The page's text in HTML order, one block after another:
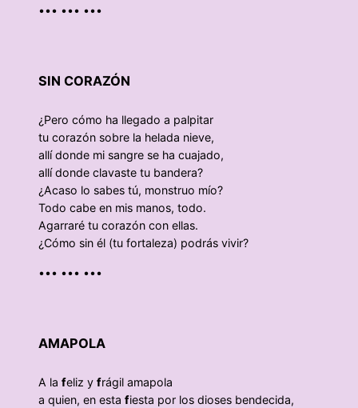
••• ••• •••
SIN CORAZÓN
¿Pero cómo ha llegado a palpitar
tu corazón sobre la helada nieve,
allí donde mi sangre se ha cuajado,
allí donde clavaste tu bandera?
¿Acaso lo sabes tú, monstruo mío?
Todo cabe en mis manos, todo.
Agarraré tu corazón con ellas.
¿Cómo sin él (tu fortaleza) podrás vivir?
••• ••• •••
AMAPOLA
A la feliz y frágil amapola
a quien, en esta fiesta por los dioses bendecida,